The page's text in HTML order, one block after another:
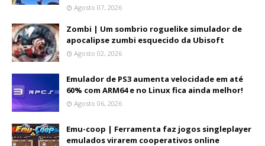
Agosto 07, 2026
Zombi | Um sombrio roguelike simulador de
apocalipse zumbi esquecido da Ubisoft
Agosto 02, 2026
Emulador de PS3 aumenta velocidade em até
60% com ARM64 e no Linux fica ainda melhor!
Agosto 06, 2026
Emu-coop | Ferramenta faz jogos singleplayer
emulados virarem cooperativos online